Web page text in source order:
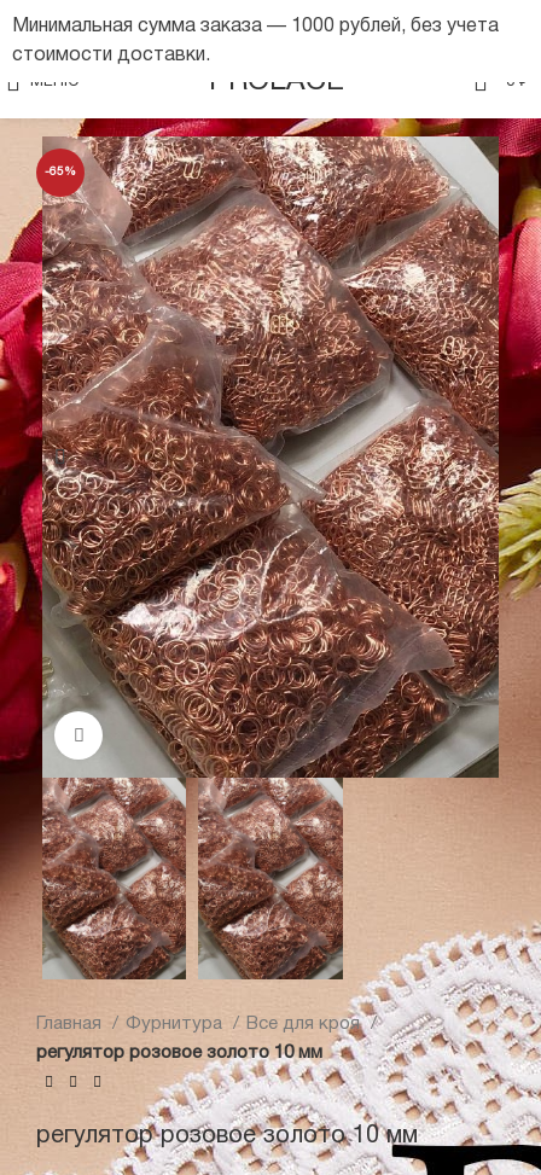
МЕНЮ PROLACE 0 ₽
-65%
Нажмите, чтобы увеличить
Главная Фурнитура
Все для кроя
регулятор розовое золото 10 мм
регулятор розовое золото 10 мм
Минимальная сумма заказа — 1000 рублей, без учета
стоимости доставки.